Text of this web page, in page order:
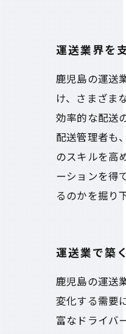
運送業界を
鹿児島の運送
け、さまざま
効率的な配送
配送管理者も
のスキルを高
ーションを得
るのかを掘り
運送業で築
鹿児島の運送
変化する需要
富なドライバ